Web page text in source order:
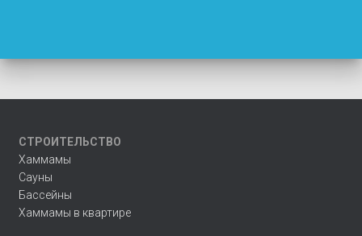
СТРОИТЕЛЬСТВО
Хаммамы
Сауны
Бассейны
Хаммамы в квартире